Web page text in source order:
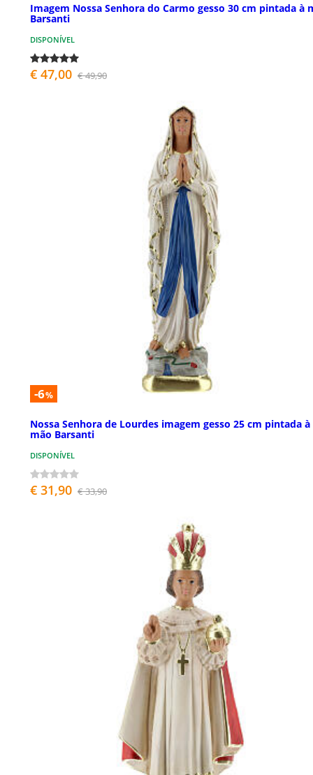
Imagem Nossa Senhora do Carmo gesso 30 cm pintada à
Barsanti
DISPONÍVEL
€ 47,00 € 49,90
-6%
Nossa Senhora de Lourdes imagem gesso 25 cm pintada à
mão Barsanti
DISPONÍVEL
€ 31,90 € 33,90